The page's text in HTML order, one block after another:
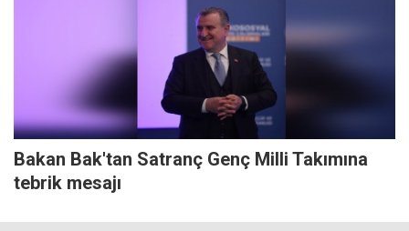
Bakan Bak'tan Satranç Genç Milli Takımına
tebrik mesajı